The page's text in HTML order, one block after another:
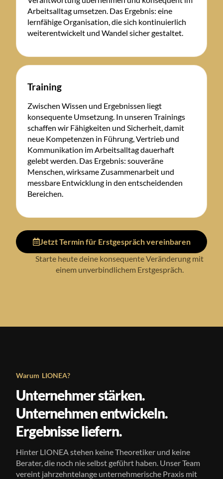
Arbeitsalltag umsetzen. Das Ergebnis: eine
lernfähige Organisation, die sich kontinuierlich
weiterentwickelt und Wandel sicher gestaltet.
Training
Zwischen Wissen und Ergebnissen liegt
konsequente Umsetzung. In unseren Trainings
schaffen wir Fähigkeiten und Sicherheit, damit
neue Kompetenzen in Führung, Vertrieb und
Kommunikation im Arbeitsalltag dauerhaft
gelebt werden. Das Ergebnis: souveräne
Menschen, wirksame Zusammenarbeit und
messbare Entwicklung in den entscheidenden
Bereichen.
Jetzt Termin für Erstgespräch vereinbaren
Starte heute deine konsequente Veränderung mit
einem unverbindlichem Erstgespräch.
Warum LIONEA?
Unternehmer stärken.
Unternehmen entwickeln.
Ergebnisse liefern.
Hinter LIONEA stehen keine Theoretiker und keine
Berater, die noch nie selbst geführt haben. Unser Team
vereint jahrzehntelange unternehmerische Praxis mit